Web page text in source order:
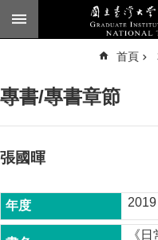
跳到主要內容區塊
臺
頁
公
告
首頁
專書/專書章節
張國暉
2019
《